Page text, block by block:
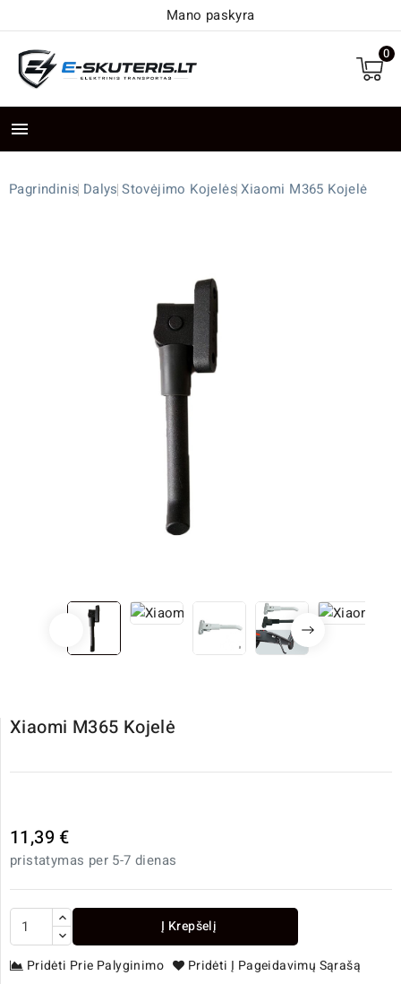
Mano paskyra
0

Pagrindinis Dalys Stovėjimo Kojelės Xiaomi M365 Kojelė
Xiaomi M365 Kojelė
11,39 €
pristatymas per 5-7 dienas
Į Krepšelį
Pridėti Prie Palyginimo Pridėti Į Pageidavimų Sąrašą